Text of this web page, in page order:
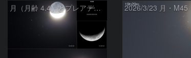
月（月齢 4.4）とプレアデス星団の大接近 ＋ 天王星